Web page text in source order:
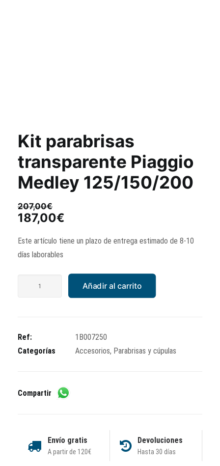
Kit parabrisas
transparente Piaggio
Medley 125/150/200
207,00€
El
original
era:
207,00€.
187,00€
actual
187,00€.
Este artículo tiene un plazo de entrega estimado de 8-10
días laborables
Medley
125/150/200
Añadir al carrito
Ref:
1B007250
Categorías
Accesorios, Parabrisas y cúpulas
Compartir
Envío gratis
A partir de 120€
Devoluciones
Hasta 30 días